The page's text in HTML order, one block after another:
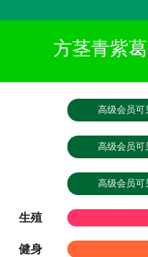
方茎青紫
高级会员可
高级会员可
高级会员可
生殖
健身